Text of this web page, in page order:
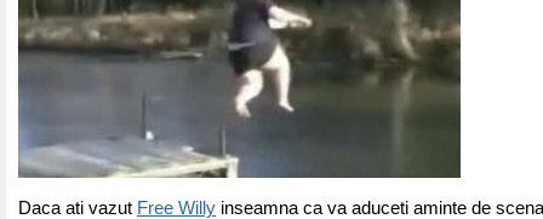
Daca ati vazut Free Willy inseamna ca va aduceti aminte de